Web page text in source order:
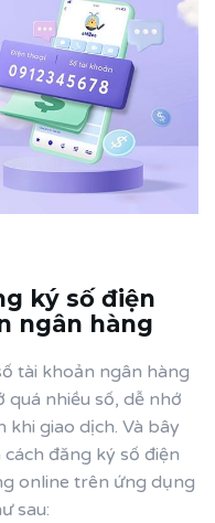
ký số điện
ngân hàng
tài khoản ngân hàng
nhiều số, dễ nhớ
giao dịch. Và bây
đăng ký số điện
online trên ứng dụng
sau: